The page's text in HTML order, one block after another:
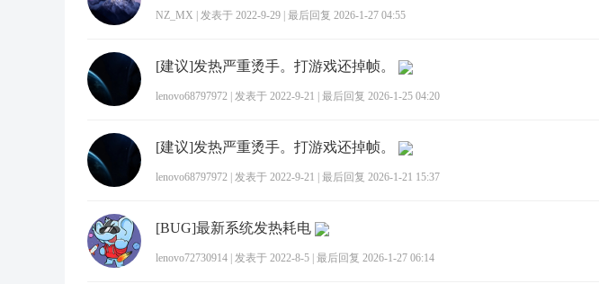
NZ_MX 发表于 2022-9-29 最后回复 2026-1-27 04:55
[建议]发热严重烫手。打游戏还掉帧。
lenovo68797972 发表于 2022-9-21 最后回复 2026-1-25 04:20
[建议]发热严重烫手。打游戏还掉帧。
lenovo68797972 发表于 2022-9-21 最后回复 2026-1-21 15:37
[BUG]最新系统发热耗电
lenovo72730914 发表于 2022-8-5 最后回复 2026-1-27 06:14